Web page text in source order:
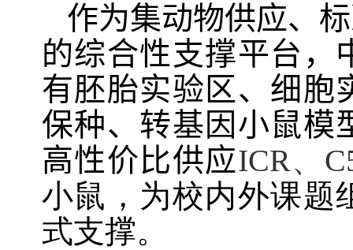
作为集动物供应、
的综合性支撑平台，
有胚胎实验区、细胞
保种、转基因小鼠模
高性价比供应ICR、
小鼠，为校内外课题
式支撑。